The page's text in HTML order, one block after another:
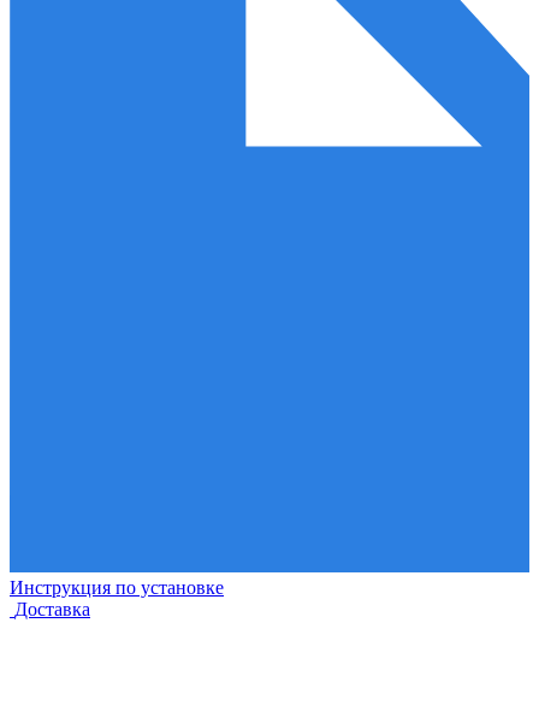
Инструкция по установке
Доставка